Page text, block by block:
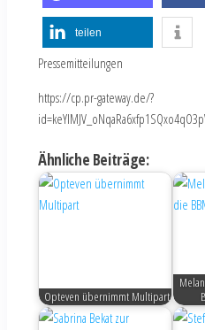
teilen
Pressemitteilungen
https://cp.pr-gateway.de/?
Ähnliche Beiträge:
Opteven übernimmt Multipart